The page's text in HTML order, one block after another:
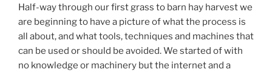
Half-way through our first grass to barn hay harvest we
are beginning to have a picture of what the process is
all about, and what tools, techniques and machines that
can be used or should be avoided. We started of with
no knowledge or machinery but the internet and a